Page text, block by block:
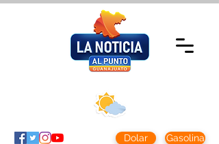
Dolar Gasolina